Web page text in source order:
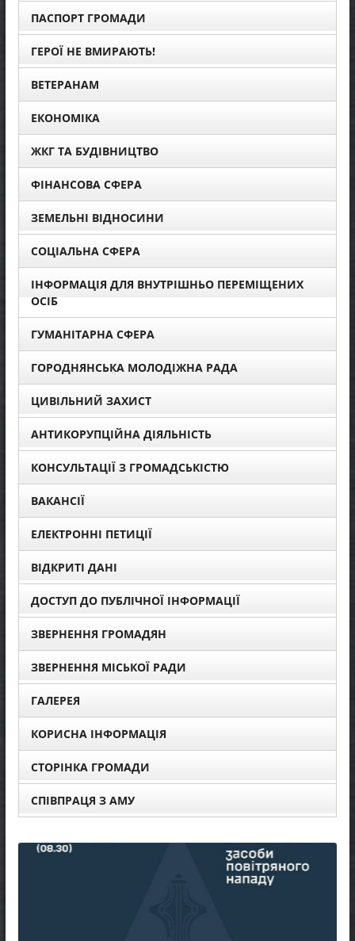
ПАСПОРТ ГРОМАДИ
ГЕРОЇ НЕ ВМИРАЮТЬ!
ВЕТЕРАНАМ
ЕКОНОМІКА
ЖКГ ТА БУДІВНИЦТВО
ФІНАНСОВА СФЕРА
ЗЕМЕЛЬНІ ВІДНОСИНИ
СОЦІАЛЬНА СФЕРА
ІНФОРМАЦІЯ ДЛЯ ВНУТРІШНЬО ПЕРЕМІЩЕНИХ
ОСІБ
ГУМАНІТАРНА СФЕРА
ГОРОДНЯНСЬКА МОЛОДІЖНА РАДА
ЦИВІЛЬНИЙ ЗАХИСТ
АНТИКОРУПЦІЙНА ДІЯЛЬНІСТЬ
КОНСУЛЬТАЦІЇ З ГРОМАДСЬКІСТЮ
ВАКАНСІЇ
ЕЛЕКТРОННІ ПЕТИЦІЇ
ВІДКРИТІ ДАНІ
ДОСТУП ДО ПУБЛІЧНОЇ ІНФОРМАЦІЇ
ЗВЕРНЕННЯ ГРОМАДЯН
ЗВЕРНЕННЯ МІСЬКОЇ РАДИ
ГАЛЕРЕЯ
КОРИСНА ІНФОРМАЦІЯ
СТОРІНКА ГРОМАДИ
СПІВПРАЦЯ З АМУ